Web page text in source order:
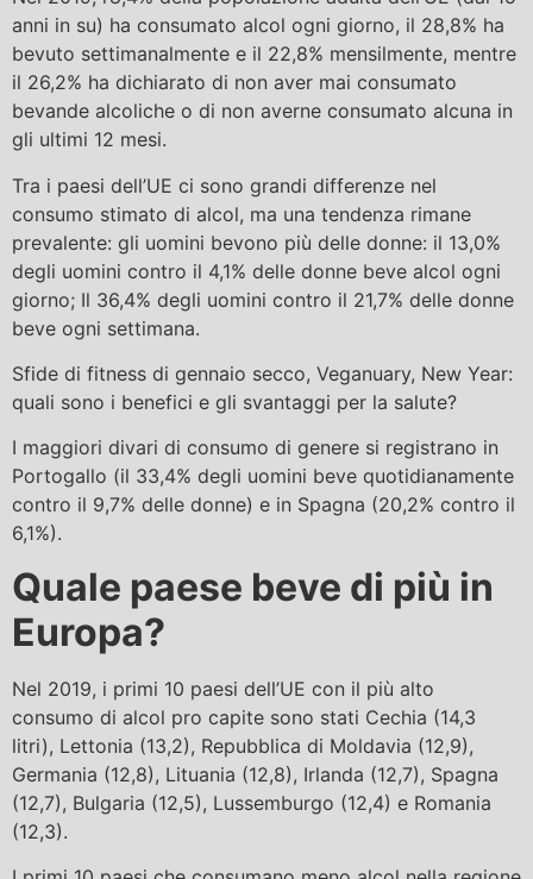
anni in su) ha consumato alcol ogni giorno, il 28,8% ha
bevuto settimanalmente e il 22,8% mensilmente, mentre
il 26,2% ha dichiarato di non aver mai consumato
bevande alcoliche o di non averne consumato alcuna in
gli ultimi 12 mesi.
Tra i paesi dell’UE ci sono grandi differenze nel
consumo stimato di alcol, ma una tendenza rimane
prevalente: gli uomini bevono più delle donne: il 13,0%
degli uomini contro il 4,1% delle donne beve alcol ogni
giorno; Il 36,4% degli uomini contro il 21,7% delle donne
beve ogni settimana.
Sfide di fitness di gennaio secco, Veganuary, New Year:
quali sono i benefici e gli svantaggi per la salute?
I maggiori divari di consumo di genere si registrano in
Portogallo (il 33,4% degli uomini beve quotidianamente
contro il 9,7% delle donne) e in Spagna (20,2% contro il
6,1%).
Quale paese beve di più in
Europa?
Nel 2019, i primi 10 paesi dell’UE con il più alto
consumo di alcol pro capite sono stati Cechia (14,3
litri), Lettonia (13,2), Repubblica di Moldavia (12,9),
Germania (12,8), Lituania (12,8), Irlanda (12,7), Spagna
(12,7), Bulgaria (12,5), Lussemburgo (12,4) e Romania
(12,3).